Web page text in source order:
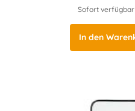
Sofort
In den